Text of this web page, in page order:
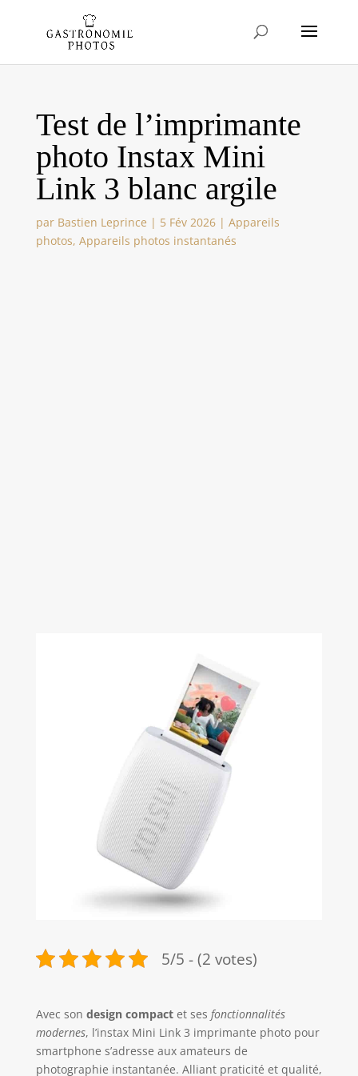
Test de l’imprimante
photo Instax Mini
Link 3 blanc argile
par Bastien Leprince | 5 Fév 2026| Appareils
photos, Appareils photos instantanés
5/5 - (2 votes)
Avec son design compactet ses fonctionnalités
modernes, l’instax Mini Link 3 imprimante photo pour
smartphone s’adresse aux amateurs de
photographie instantanée. Alliant praticité et qualité,